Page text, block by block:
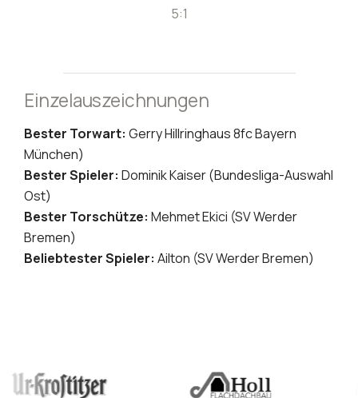
5:1
Einzelauszeichnungen
Bester Torwart: Gerry Hillringhaus 8fc Bayern
München)
Bester Spieler: Dominik Kaiser (Bundesliga-Auswahl
Ost)
Bester Torschütze: Mehmet Ekici (SV Werder
Bremen)
Beliebtester Spieler: Ailton (SV Werder Bremen)